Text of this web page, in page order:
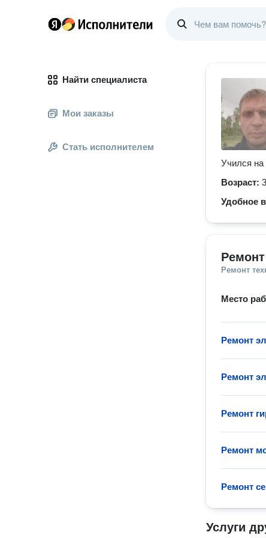
Найти специалиста
Мои заказы
Стать исполнителем
Учился на
Возраст:
Удобное
Ремонт
Место
Ремонт
Ремонт
Ремонт
Ремонт
Ремонт
Услуги